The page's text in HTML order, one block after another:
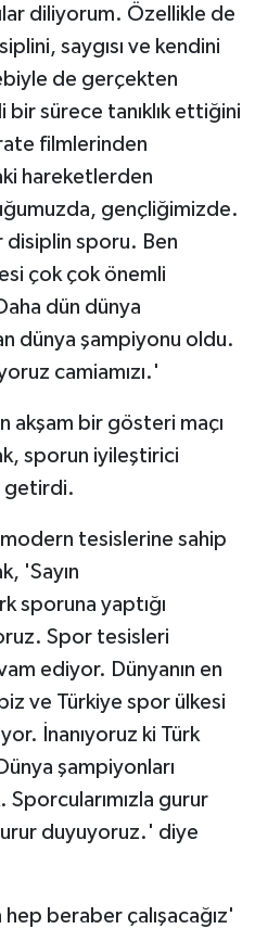
diliyorum. Özellikle de
saygısı ve kendini
de gerçekten
bir sürece tanıklık ettiğini
filmlerinden
hareketlerden
gençliğimizde.
disiplin sporu. Ben
çok çok önemli
dün dünya
dünya şampiyonu oldu.
camiamızı.'
akşam bir gösteri maçı
sporun iyileştirici
getirdi.
tesislerine sahip
'Sayın
sporuna yaptığı
Spor tesisleri
ediyor. Dünyanın en
ve Türkiye spor ülkesi
İnanıyoruz ki Türk
şampiyonları
gurur
duyuyoruz.' diye
beraber çalışacağız'